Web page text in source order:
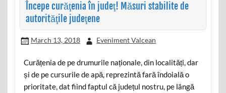
Începe curăţenia în judeţ! Măsuri stabilite de
autorităţile judeţene
March 13, 2018 Eveniment Valcean
Curățenia de pe drumurile naționale, din localități, dar
și de pe cursurile de apă, reprezintă fară îndoială o
prioritate, dat fiind faptul că județul nostru, pe lângă